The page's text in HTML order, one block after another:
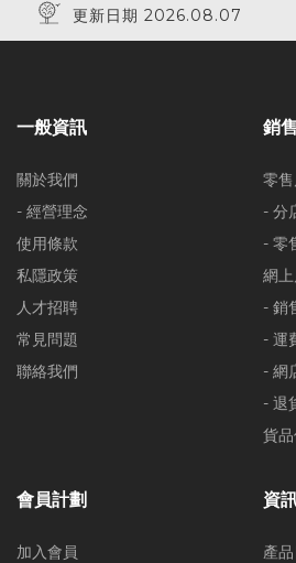
更新日期 2026.08.07
一般資訊
關於我們
- 經營理念
使用條款
私隱政策
人才招聘
常見問題
聯絡我們
銷售
零
- 分
- 零
網
- 銷
- 運
- 網
- 退
貨
會員計劃
加入會員
資
產